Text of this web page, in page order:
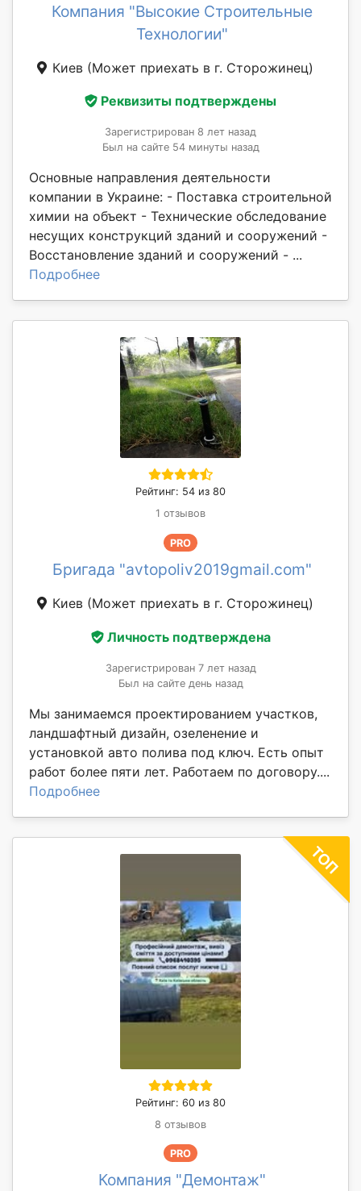
Компания "Высокие Строительные
Технологии"
Киев (Может приехать в г. Сторожинец)
Реквизиты подтверждены
Зарегистрирован 8 лет назад
Был на сайте 54 минуты назад
Основные направления деятельности
компании в Украине: - Поставка строительной
химии на объект - Технические обследование
несущих конструкций зданий и сооружений -
Восстановление зданий и сооружений - ...
Подробнее
Рейтинг: 54 из 80
1 отзывов
PRO
Бригада "avtopoliv2019gmail.com"
Киев (Может приехать в г. Сторожинец)
Личность подтверждена
Зарегистрирован 7 лет назад
Был на сайте день назад
Мы занимаемся проектированием участков,
ландшафтный дизайн, озеленение и
установкой авто полива под ключ. Есть опыт
работ более пяти лет. Работаем по договору....
Подробнее
Рейтинг: 60 из 80
8 отзывов
PRO
Компания "Демонтаж"